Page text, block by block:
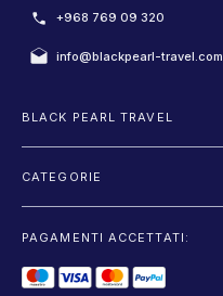
+968 769 09 320
info@blackpearl-travel.com
BLACK PEARL TRAVEL
Informativa sulla Privacy
Blog
CATEGORIE
PAGAMENTI ACCETTATI: